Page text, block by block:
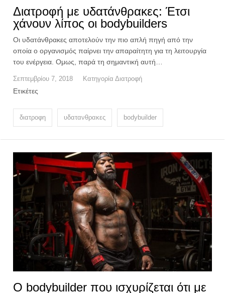
Διατροφή με υδατάνθρακες: Έτσι
χάνουν λίπος οι bodybuilders
Οι υδατάνθρακες αποτελούν την πιο απλή πηγή από την
οποία ο οργανισμός παίρνει την απαραίτητη για τη λειτουργία
του ενέργεια. Ομως, παρά τη σημαντική αυτή…
Σεπτεμβρίου 7, 2018 Κατηγορία Διατροφή
Ετικέτες
διατροφη υδατανθρακες bodybuilder
Ο bodybuilder που ισχυρίζεται ότι με